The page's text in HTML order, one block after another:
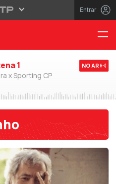
Entrar
1
x Sporting CP
NO AR